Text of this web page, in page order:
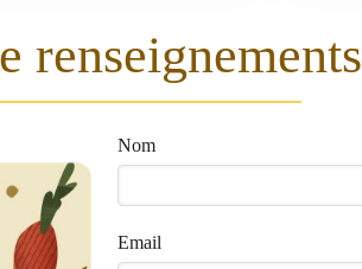
renseignements
Nom
Email